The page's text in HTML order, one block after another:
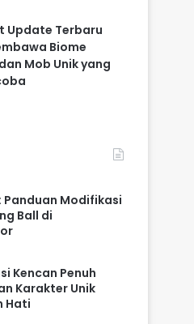
Update Terbaru
Biome
Mob Unik yang
Panduan Modifikasi
Ball di
Kencan Penuh
Karakter Unik
Hati